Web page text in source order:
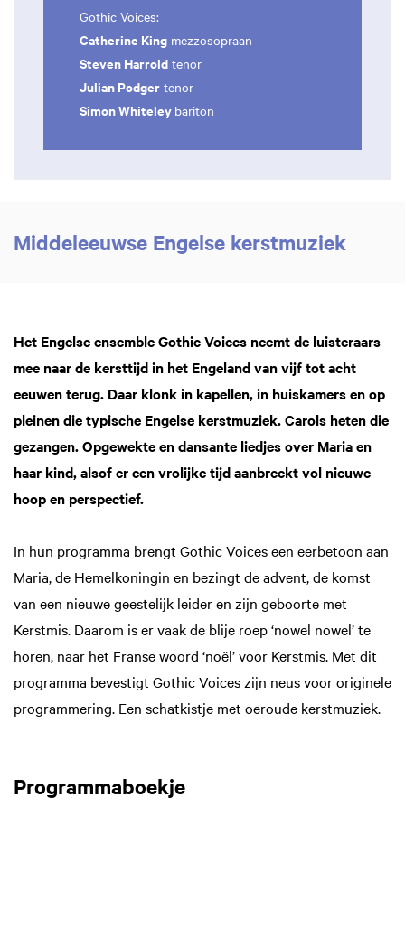
Gothic Voices:
Catherine King mezzosopraan
Steven Harrold tenor
Julian Podger tenor
Simon Whiteley bariton
Middeleeuwse Engelse kerstmuziek
Het Engelse ensemble Gothic Voices neemt de luisteraars
mee naar de kersttijd in het Engeland van vijf tot acht
eeuwen terug. Daar klonk in kapellen, in huiskamers en op
pleinen die typische Engelse kerstmuziek. Carols heten die
gezangen. Opgewekte en dansante liedjes over Maria en
haar kind, alsof er een vrolijke tijd aanbreekt vol nieuwe
hoop en perspectief.
In hun programma brengt Gothic Voices een eerbetoon aan
Maria, de Hemelkoningin en bezingt de advent, de komst
van een nieuwe geestelijk leider en zijn geboorte met
Kerstmis. Daarom is er vaak de blije roep ‘nowel nowel’ te
horen, naar het Franse woord ‘noël’ voor Kerstmis. Met dit
programma bevestigt Gothic Voices zijn neus voor originele
programmering. Een schatkistje met oeroude kerstmuziek.
Programmaboekje